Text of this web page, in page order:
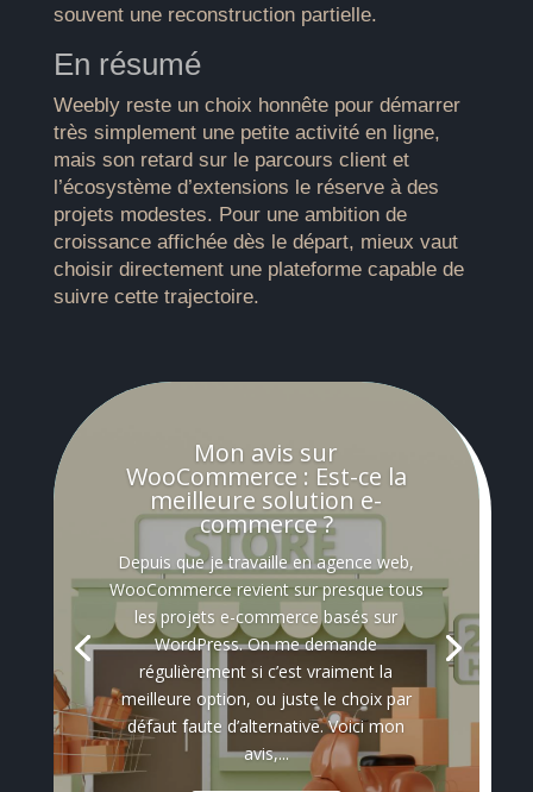
souvent une reconstruction partielle.
En résumé
Weebly reste un choix honnête pour démarrer
très simplement une petite activité en ligne,
mais son retard sur le parcours client et
l’écosystème d’extensions le réserve à des
projets modestes. Pour une ambition de
croissance affichée dès le départ, mieux vaut
choisir directement une plateforme capable de
suivre cette trajectoire.
Mon avis sur
WooCommerce : Est-ce la
meilleure solution e-
commerce ?
Depuis que je travaille en agence web,
WooCommerce revient sur presque tous
les projets e-commerce basés sur
WordPress. On me demande
régulièrement si c’est vraiment la
meilleure option, ou juste le choix par
défaut faute d’alternative. Voici mon
avis,...